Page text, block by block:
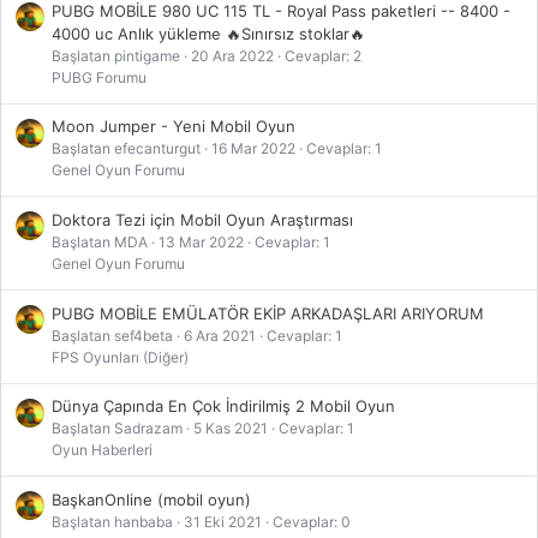
PUBG MOBİLE 980 UC 115 TL - Royal Pass paketleri -- 8400 -
4000 uc Anlık yükleme 🔥Sınırsız stoklar🔥
Başlatan pintigame 20 Ara 2022
Cevaplar: 2
PUBG Forumu
Moon Jumper - Yeni Mobil Oyun
Başlatan efecanturgut 16 Mar 2022 Cevaplar: 1
Genel Oyun Forumu
Doktora Tezi için Mobil Oyun Araştırması
Başlatan MDA 13 Mar 2022 Cevaplar: 1
Genel Oyun Forumu
PUBG MOBİLE EMÜLATÖR EKİP ARKADAŞLARI ARIYORUM
Başlatan sef4beta 6 Ara 2021
Cevaplar: 1
FPS Oyunları (Diğer)
Dünya Çapında En Çok İndirilmiş 2 Mobil Oyun
Başlatan Sadrazam 5 Kas 2021
Cevaplar: 1
Oyun Haberleri
BaşkanOnline (mobil oyun)
Başlatan hanbaba 31 Eki 2021
Cevaplar: 0